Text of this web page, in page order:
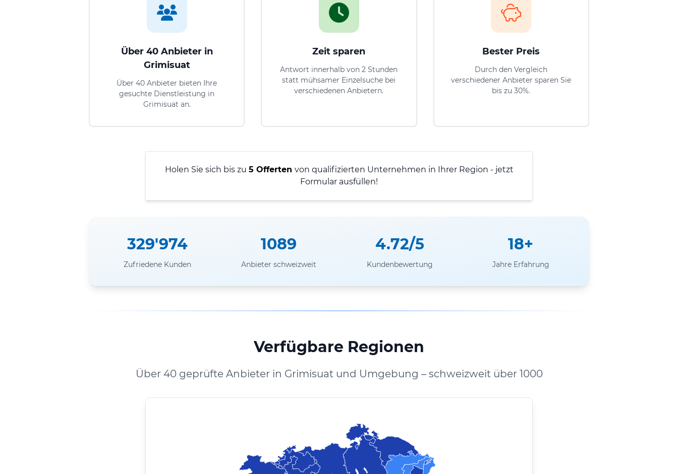
Über 40 Anbieter in
Grimisuat
Über 40 Anbieter bieten Ihre
gesuchte Dienstleistung in
Grimisuat an.
Zeit sparen
Antwort innerhalb von 2 Stunden
statt mühsamer Einzelsuche bei
verschiedenen Anbietern.
Bester Preis
Durch den Vergleich
verschiedener Anbieter sparen Sie
bis zu 30%.
Holen Sie sich bis zu 5 Offerten von qualifizierten Unternehmen in Ihrer Region - jetzt
Formular ausfüllen!
329'974
Zufriedene Kunden
1089
Anbieter schweizweit
4.72/5
Kundenbewertung
18+
Jahre Erfahrung
Verfügbare Regionen
Über 40 geprüfte Anbieter in Grimisuat und Umgebung – schweizweit über 1000